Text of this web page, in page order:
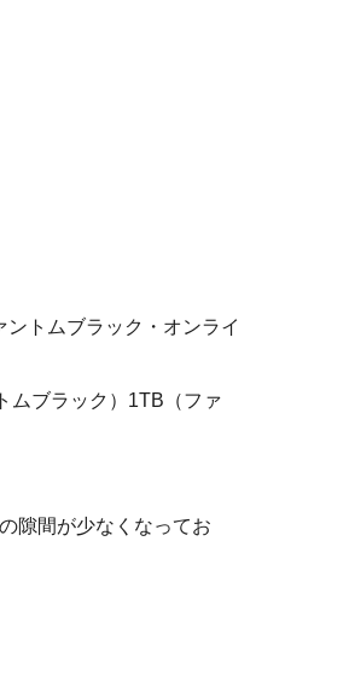
トムブラック・オンライ
ムブラック）1TB（ファ
隙間が少なくなってお